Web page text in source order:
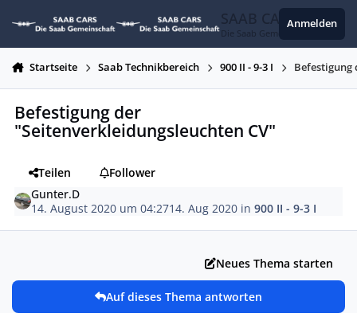
SAAB CARS
Die Saab Gemeinschaft
Anmelden
Startseite Saab Technikbereich 900 II - 9-3 I Befestigung
Befestigung der
"Seitenverkleidungsleuchten CV"
Teilen
Follower
Gunter.D
14. August 2020 um 04:2714. Aug 2020 in900 II - 9-3 I
Neues Thema starten
Auf dieses Thema antworten